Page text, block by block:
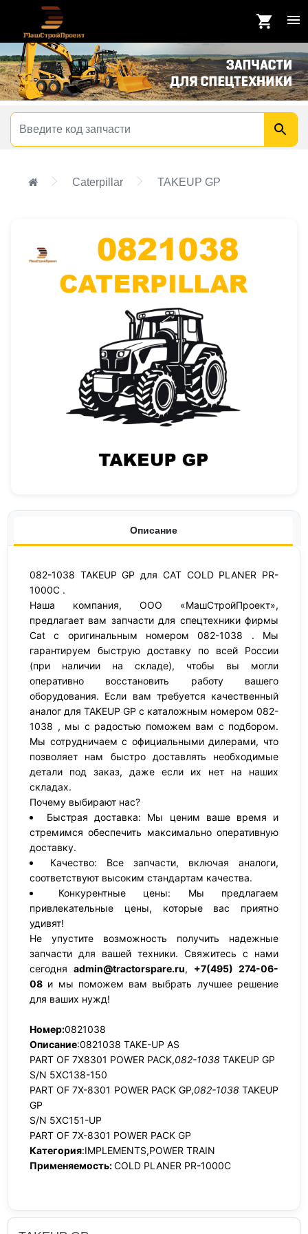
Caterpillar TAKEUP GP
Описание
082-1038 TAKEUP GP для CAT COLD PLANER PR-
1000C .
Наша компания, ООО «МашСтройПроект»,
предлагает вам запчасти для спецтехники фирмы
Cat с оригинальным номером 082-1038 . Мы
гарантируем быструю доставку по всей России
(при наличии на складе), чтобы вы могли
оперативно восстановить работу вашего
оборудования. Если вам требуется качественный
аналог для TAKEUP GP с каталожным номером 082-
1038 , мы с радостью поможем вам с подбором.
Мы сотрудничаем с официальными дилерами, что
позволяет нам быстро доставлять необходимые
детали под заказ, даже если их нет на наших
складах.
Почему выбирают нас?
Быстрая доставка: Мы ценим ваше время и
стремимся обеспечить максимально оперативную
доставку.
Качество: Все запчасти, включая аналоги,
соответствуют высоким стандартам качества.
Конкурентные цены: Мы предлагаем
привлекательные цены, которые вас приятно
удивят!
Не упустите возможность получить надежные
запчасти для вашей техники. Свяжитесь с нами
сегодня admin@tractorspare.ru, +7(495) 274-06-
08 и мы поможем вам выбрать лучшее решение
для ваших нужд!
Номер:0821038
Описание:0821038 TAKE-UP AS
PART OF 7X8301 POWER PACK,082-1038 TAKEUP GP
S/N 5XC138-150
PART OF 7X-8301 POWER PACK GP,082-1038 TAKEUP
GP
S/N 5XC151-UP
PART OF 7X-8301 POWER PACK GP
Категория:IMPLEMENTS,POWER TRAIN
Применяемость:COLD PLANER PR-1000C